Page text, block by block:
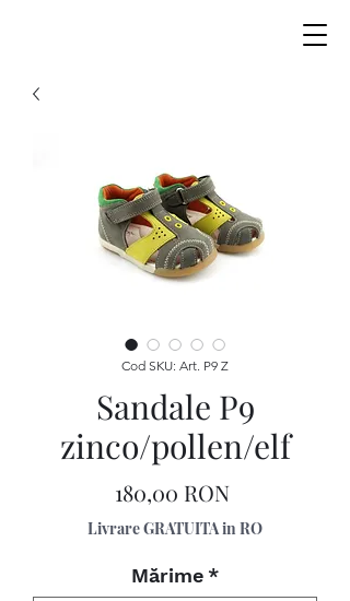
Cod SKU: Art. P9 Z
Sandale P9
zinco/pollen/elf
180,00 RONPreț
Livrare GRATUITA in RO
Mărime *